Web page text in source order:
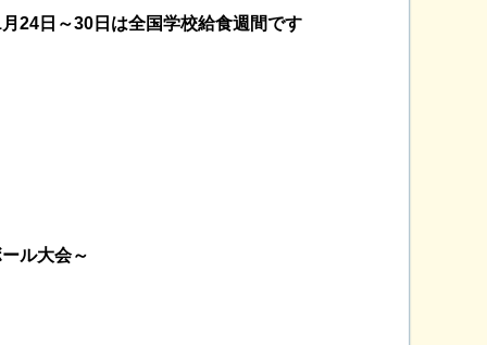
24日～30日は全国学校給食週間です
ル大会～